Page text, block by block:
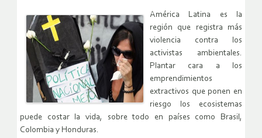
América Latina es la
región que registra más
violencia contra los
activistas ambientales.
Plantar cara a los
emprendimientos
extractivos que ponen en
riesgo los ecosistemas
puede costar la vida, sobre todo en países como Brasil,
Colombia y Honduras.